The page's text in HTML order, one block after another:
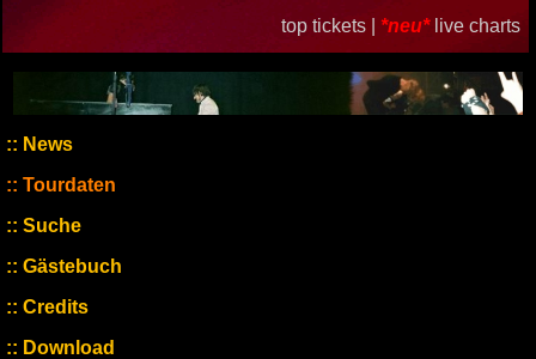
top tickets | *neu* live charts
News
Tourdaten
Suche
Gästebuch
Credits
Download